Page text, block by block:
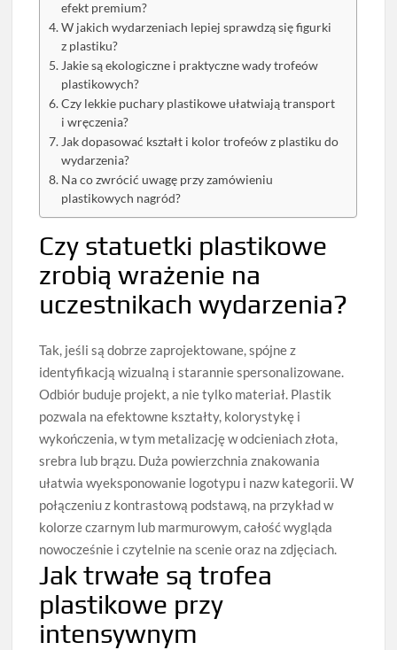
efekt premium?
W jakich wydarzeniach lepiej sprawdzą się figurki
z plastiku?
Jakie są ekologiczne i praktyczne wady trofeów
plastikowych?
Czy lekkie puchary plastikowe ułatwiają transport
i wręczenia?
Jak dopasować kształt i kolor trofeów z plastiku do
wydarzenia?
Na co zwrócić uwagę przy zamówieniu
plastikowych nagród?
Czy statuetki plastikowe
zrobią wrażenie na
uczestnikach wydarzenia?
Tak, jeśli są dobrze zaprojektowane, spójne z
identyfikacją wizualną i starannie spersonalizowane.
Odbiór buduje projekt, a nie tylko materiał. Plastik
pozwala na efektowne kształty, kolorystykę i
wykończenia, w tym metalizację w odcieniach złota,
srebra lub brązu. Duża powierzchnia znakowania
ułatwia wyeksponowanie logotypu i nazw kategorii. W
połączeniu z kontrastową podstawą, na przykład w
kolorze czarnym lub marmurowym, całość wygląda
nowocześnie i czytelnie na scenie oraz na zdjęciach.
Jak trwałe są trofea
plastikowe przy
intensywnym